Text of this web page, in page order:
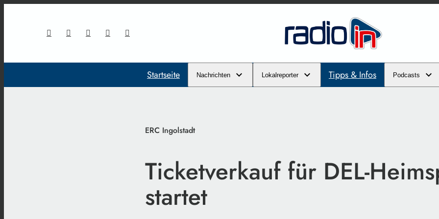
Startseite Nachrichten Lokalreporter Tipps & Infos Podcasts
ERC Ingolstadt
Ticketverkauf für DEL-
startet